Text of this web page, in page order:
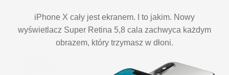
iPhone X cały jest ekranem. I to jakim. Nowy
wyświetlacz Super Retina 5,8 cala zachwyca każdym
obrazem, który trzymasz w dłoni.